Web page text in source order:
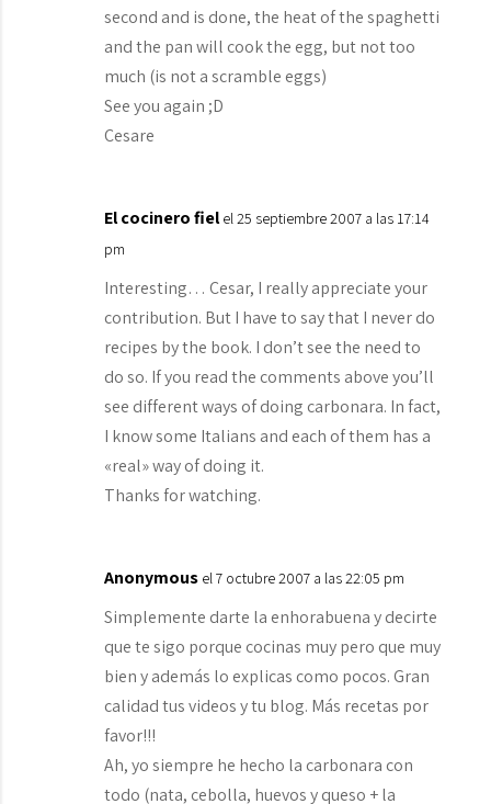
second and is done, the heat of the spaghetti
and the pan will cook the egg, but not too
much (is not a scramble eggs)
See you again ;D
Cesare
El cocinero fiel el 25 septiembre 2007 a las 17:14
pm
Interesting… Cesar, I really appreciate your
contribution. But I have to say that I never do
recipes by the book. I don’t see the need to
do so. If you read the comments above you’ll
see different ways of doing carbonara. In fact,
I know some Italians and each of them has a
«real» way of doing it.
Thanks for watching.
Anonymous el 7 octubre 2007 a las 22:05 pm
Simplemente darte la enhorabuena y decirte
que te sigo porque cocinas muy pero que muy
bien y además lo explicas como pocos. Gran
calidad tus videos y tu blog. Más recetas por
favor!!!
Ah, yo siempre he hecho la carbonara con
todo (nata, cebolla, huevos y queso + la